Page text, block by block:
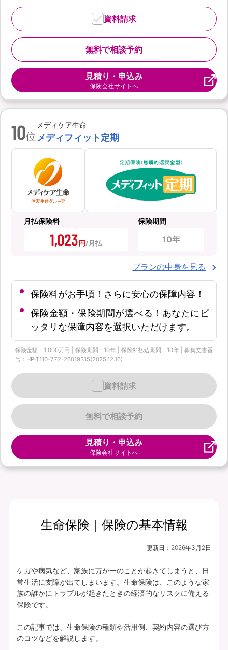
無料で相談予約
資料請求
見積り・申込み
保険会社サイトへ
10位
メディケア生命
メディフィット定期
月払保険料
1,023円
保険期間
10年
プランの中身を見る
保険料がお手頃！さらに安心の保障内容！
保険金額・保険期間が選べる！あなたにピ
ッタリな保障内容を選択いただけます。
保険金額：1,000万円 | 保険期間：10年 | 保険料払込期間：10年 | 募集文書番
号：HP-T110-772-26019315(2025.12.16)
無料で相談予約
資料請求
見積り・申込み
保険会社サイトへ
生命保険｜保険の基本情報
更新日： 2026年3月2日
ケガや病気など、家族に万が一のことが起きてしまうと、日
常生活に支障が出てしまいます。生命保険は、このような家
族の誰かにトラブルが起きたときの経済的なリスクに備える
保険です。
この記事では、生命保険の種類や活用例、契約内容の選び方
のコツなどを解説します。